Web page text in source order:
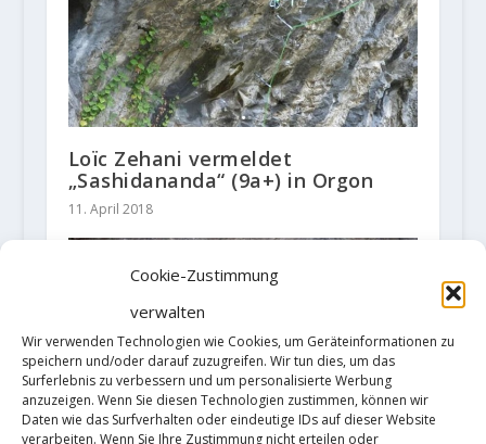
Cookie-Zustimmung
verwalten
Wir verwenden Technologien wie Cookies, um Geräteinformationen zu
speichern und/oder darauf zuzugreifen. Wir tun dies, um das
Surferlebnis zu verbessern und um personalisierte Werbung
anzuzeigen. Wenn Sie diesen Technologien zustimmen, können wir
Daten wie das Surfverhalten oder eindeutige IDs auf dieser Website
verarbeiten. Wenn Sie Ihre Zustimmung nicht erteilen oder
Loïc Zehani vermeldet
„Sashidananda“ (9a+) in Orgon
11. April 2018